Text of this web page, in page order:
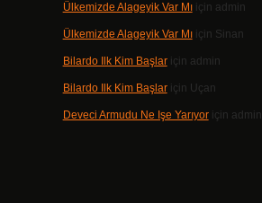
Ülkemizde Alageyik Var Mıiçin admin
Ülkemizde Alageyik Var Mıiçin Sinan
Bilardo Ilk Kim Başlariçin admin
Bilardo Ilk Kim Başlariçin Uçan
Deveci Armudu Ne Işe Yarıyoriçin admin